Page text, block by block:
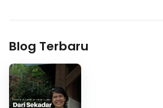
Blog Terbaru